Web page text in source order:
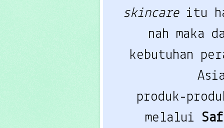
skincare itu
nah
kebutuhan
produk-
melalui